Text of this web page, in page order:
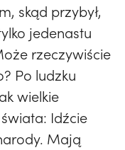
skąd przybył,
jedenastu
rzeczywiście
Po ludzku
wielkie
Idźcie
Mają